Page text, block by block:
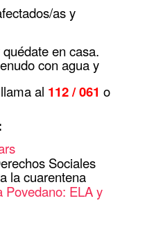
as y
en casa.
con agua y
al 112 / 061 o
Sociales
la cuarentena
Povedano: ELA y